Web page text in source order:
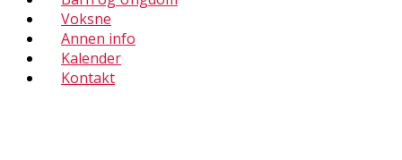
Voksne
Annen info
Kalender
Kontakt